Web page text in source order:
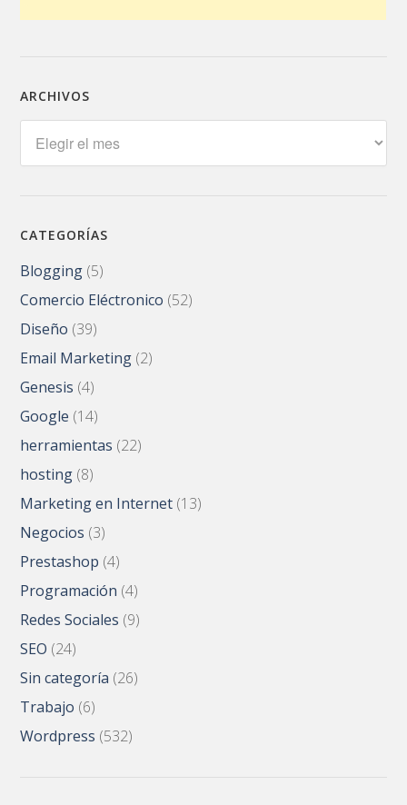
ARCHIVOS
CATEGORÍAS
Blogging (5)
Comercio Eléctronico (52)
Diseño (39)
Email Marketing (2)
Genesis (4)
Google (14)
herramientas (22)
hosting (8)
Marketing en Internet (13)
Negocios (3)
Prestashop (4)
Programación (4)
Redes Sociales (9)
SEO (24)
Sin categoría (26)
Trabajo (6)
Wordpress (532)